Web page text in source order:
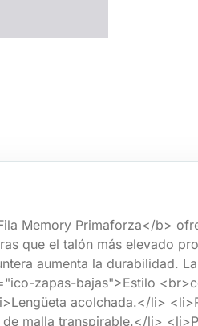
Memory Primaforza</b>
que el talón más elevado
aumenta la durabilidad.
zapas-bajas">Estilo
acolchada.</li>
malla transpirable.</li>